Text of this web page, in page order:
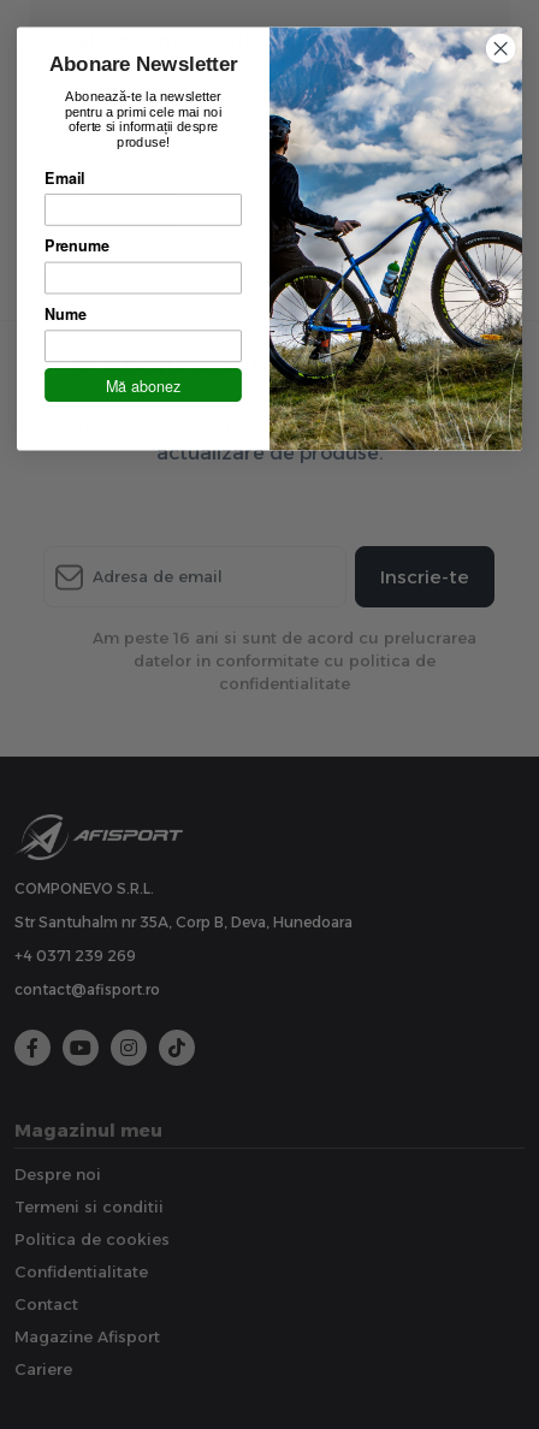
Aboneaza-te la newsletter
Fii primul care afla ultimele oferte exclusive și ultima
actualizare de produse.
Inscrie-te
Am peste 16 ani si sunt de acord cu prelucrarea
datelor in conformitate cu politica de
confidentialitate
COMPONEVO S.R.L.
Str Santuhalm nr 35A, Corp B, Deva, Hunedoara
+4 0371 239 269
contact@afisport.ro
Magazinul meu
Despre noi
Termeni si conditii
Politica de cookies
Confidentialitate
Contact
Magazine Afisport
Cariere
Abonare Newsletter
Abonează-te la newsletter
pentru a primi cele mai noi
oferte si informații despre
produse!
Email
Prenume
Nume
Mă abonez